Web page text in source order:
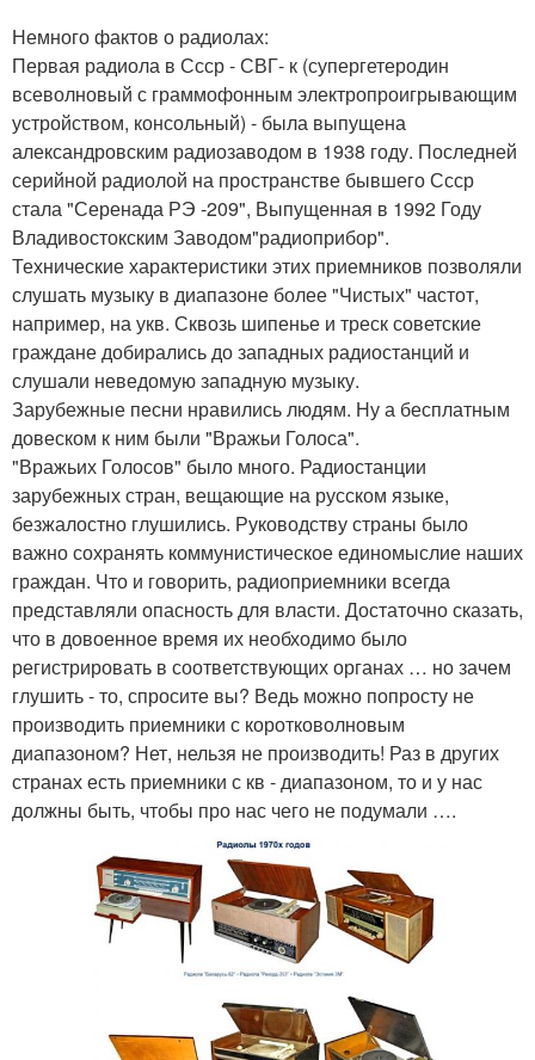
Немного фактов о радиолах:
Первая радиола в Ссср - СВГ- к (супергетеродин
всеволновый с граммофонным электропроигрывающим
устройством, консольный) - была выпущена
александровским радиозаводом в 1938 году. Последней
серийной радиолой на пространстве бывшего Ссср
стала "Серенада РЭ -209", Выпущенная в 1992 Году
Владивостокским Заводом"радиоприбор".
Технические характеристики этих приемников позволяли
слушать музыку в диапазоне более "Чистых" частот,
например, на укв. Сквозь шипенье и треск советские
граждане добирались до западных радиостанций и
слушали неведомую западную музыку.
Зарубежные песни нравились людям. Ну а бесплатным
довеском к ним были "Вражьи Голоса".
"Вражьих Голосов" было много. Радиостанции
зарубежных стран, вещающие на русском языке,
безжалостно глушились. Руководству страны было
важно сохранять коммунистическое единомыслие наших
граждан. Что и говорить, радиоприемники всегда
представляли опасность для власти. Достаточно сказать,
что в довоенное время их необходимо было
регистрировать в соответствующих органах … но зачем
глушить - то, спросите вы? Ведь можно попросту не
производить приемники с коротковолновым
диапазоном? Нет, нельзя не производить! Раз в других
странах есть приемники с кв - диапазоном, то и у нас
должны быть, чтобы про нас чего не подумали ….